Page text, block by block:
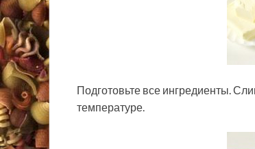
Подготовьте все ингредиенты.
температуре.